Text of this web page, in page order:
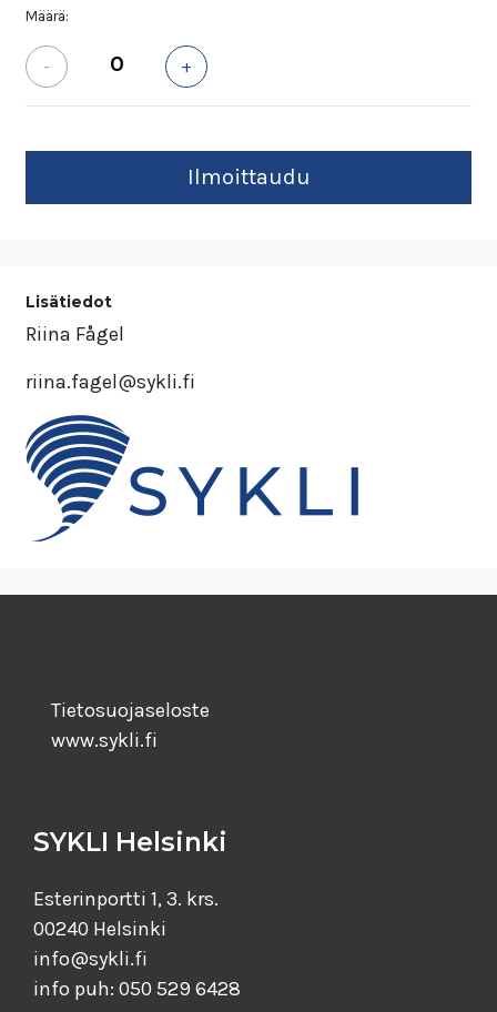
Määrä:
- +
Lisätiedot
Riina Fågel
riina.fagel@sykli.fi
Tietosuojaseloste
www.sykli.fi
SYKLI Helsinki
Esterinportti 1, 3. krs.
00240 Helsinki
info@sykli.fi
info puh: 050 529 6428